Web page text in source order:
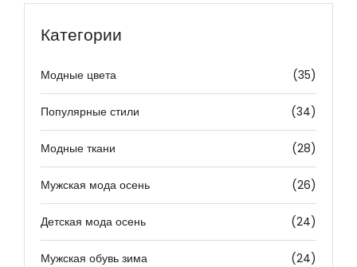
Категории
Модные цвета (35)
Популярные стили (34)
Модные ткани (28)
Мужская мода осень (26)
Детская мода осень (24)
Мужская обувь зима (24)